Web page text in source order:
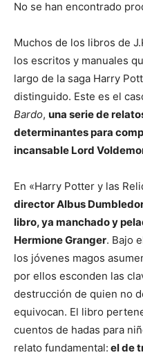
No se han encontrado
Muchos de los libros de
los escritos y manuales
largo de la saga Harry
distinguido. Este es el
Bardo, una serie de
determinantes para
incansable Lord
En «Harry Potter y las
director Albus
libro, ya manchado y
Hermione Granger. Bajo
los jóvenes magos
por ellos esconden las
destrucción de quien no
equivocan. El libro
cuentos de hadas para
relato fundamental: el de